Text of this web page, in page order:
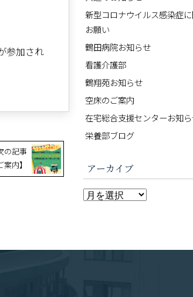
参加され
の記事
内】
新型コロナウイルス感染症
お願い
鶴田病院お知らせ
看護介護部
鶴翔苑お知らせ
空床のご案内
在宅総合支援センターお知
栄養部ブログ
アーカイブ